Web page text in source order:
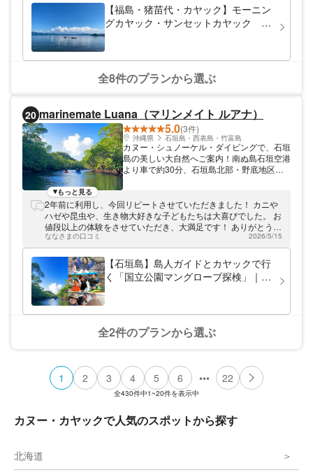
【福島・猪苗代・カヤック】モーニン
グカヤック・サンセットカヤック 猪
全8件のプランから選ぶ
20 marinemate Luana（マリンメイト ルアナ）
5.0(3件)
沖縄県 石垣島・西表島・竹富島
カヌー・シュノーケル・ダイビングで、石垣
島の美しい大自然へご案内！南ぬ島石垣空港
より車で約30分、石垣島北部・野底地区に
然豊かな吹通川も近く、カヌーやシュノーケ
ルに最適な立地にあるショップです。カヌー
はショップ前から出発で移動もなく楽ちん。
初心者の方も安心して楽しめる環境を整えて
います。
もっと見る
2年前に利用し、今回リピートさせていただきました！ カニや
ハゼや昆虫や、生き物大好きな子どもたちは大喜びでした。 お
値段以上の体験をさせていただき、大満足です！ ありがとうご
ざいました！
ななさまの口コミ 2026/5/15
【石垣島】島人ガイドとカヤックで行
く「国立公園マングローブ探検」｜年
も安心。高画質データをプレゼント）
全2件のプランから選ぶ
1 2 3 4 5 6 ••• 22
全430件中1~20件を表示中
カヌー・カヤックで人気のスポットから探す
北海道